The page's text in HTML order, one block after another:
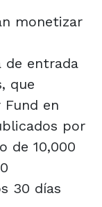
monetizar
de entrada
que
en
por
de 10,000
30 días